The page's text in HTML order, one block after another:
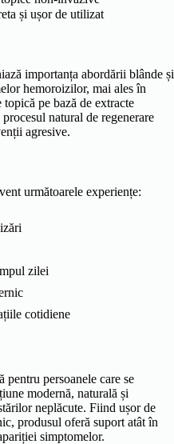
și ușor de utilizat
importanța abordării blânde și
hemoroizilor, mai ales în
pe bază de extracte
natural de regenerare
agresive.
următoarele experiențe:
zilei
cotidiene
persoanele care se
modernă, naturală și
neplăcute. Fiind ușor de
produsul oferă suport atât în
simptomelor.